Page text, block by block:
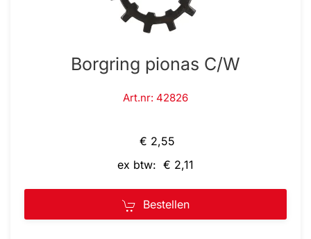
Borgring pionas C/W
Art.nr: 42826
€ 2,55
ex btw: € 2,11
Bestellen